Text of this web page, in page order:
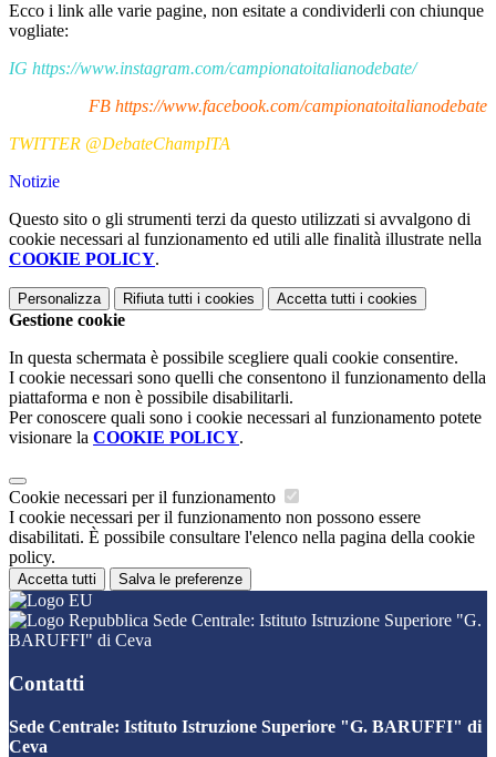
Ecco i link alle varie pagine, non esitate a condividerli con chiunque
vogliate:
IG https://www.instagram.com/campionatoitalianodebate/
FB https://www.facebook.com/campionatoitalianodebate
TWITTER @DebateChampITA
Notizie
Questo sito o gli strumenti terzi da questo utilizzati si avvalgono di
cookie necessari al funzionamento ed utili alle finalità illustrate nella
COOKIE POLICY.
Personalizza Rifiuta tutti i cookies Accetta tutti i cookies
Gestione cookie
In questa schermata è possibile scegliere quali cookie consentire.
I cookie necessari sono quelli che consentono il funzionamento della
piattaforma e non è possibile disabilitarli.
Per conoscere quali sono i cookie necessari al funzionamento potete
visionare la COOKIE POLICY.
Cookie necessari per il funzionamento
I cookie necessari per il funzionamento non possono essere
disabilitati. È possibile consultare l'elenco nella pagina della cookie
policy.
Accetta tutti Salva le preferenze
Sede Centrale: Istituto Istruzione Superiore "G.
BARUFFI" di Ceva
Contatti
Sede Centrale: Istituto Istruzione Superiore "G. BARUFFI" di
Ceva